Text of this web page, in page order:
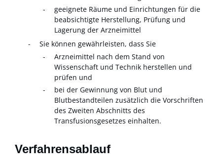
geeignete Räume und Einrichtungen für die
beabsichtigte Herstellung, Prüfung und
Lagerung der Arzneimittel
Sie können gewährleisten, dass Sie
Arzneimittel nach dem Stand von
Wissenschaft und Technik herstellen und
prüfen und
bei der Gewinnung von Blut und
Blutbestandteilen zusätzlich die Vorschriften
des Zweiten Abschnitts des
Transfusionsgesetzes einhalten.
Verfahrensablauf